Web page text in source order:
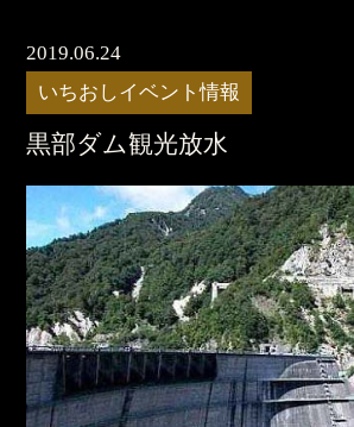
2019.06.24
いちおしイベント情報
黒部ダム観光放水